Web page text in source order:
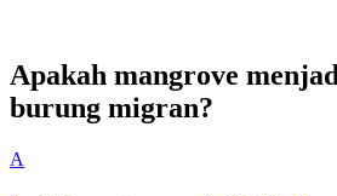
Apakah mangrove
burung migran?
A